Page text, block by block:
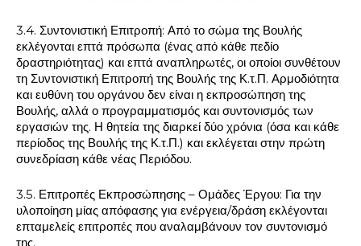
3.4. Συντονιστική Επιτροπή: Από το σώμα της Βουλής
εκλέγονται επτά πρόσωπα (ένας από κάθε πεδίο
δραστηριότητας) και επτά αναπληρωτές, οι οποίοι συνθέτουν
τη Συντονιστική Επιτροπή της Βουλής της Κ.τ.Π. Αρμοδιότητα
και ευθύνη του οργάνου δεν είναι η εκπροσώπηση της
Βουλής, αλλά ο προγραμματισμός και συντονισμός των
εργασιών της. Η θητεία της διαρκεί δύο χρόνια (όσα και κάθε
περίοδος της Βουλής της Κ.τ.Π.) και εκλέγεται στην πρώτη
συνεδρίαση κάθε νέας Περιόδου.
3.5. Επιτροπές Εκπροσώπησης – Ομάδες Έργου: Για την
υλοποίηση μίας απόφασης για ενέργεια/δράση εκλέγονται
επταμελείς επιτροπές που αναλαμβάνουν τον συντονισμό
της.